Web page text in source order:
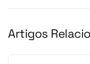
Artigos